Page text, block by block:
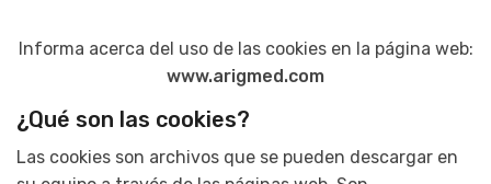
Informa acerca del uso de las cookies en la página web:
www.arigmed.com
¿Qué son las cookies?
Las cookies son archivos que se pueden descargar en